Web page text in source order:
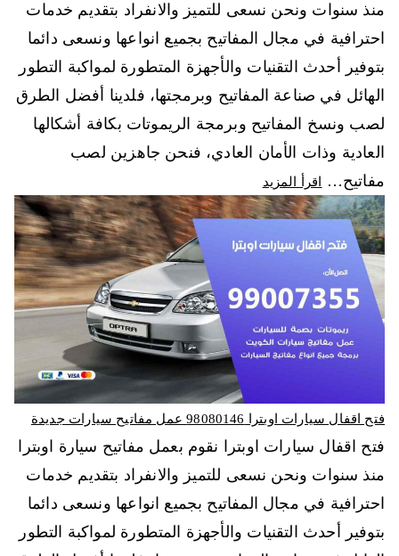
منذ سنوات ونحن نسعى للتميز والانفراد بتقديم خدمات
احترافية في مجال المفاتيح بجميع انواعها ونسعى دائما
بتوفير أحدث التقنيات والأجهزة المتطورة لمواكبة التطور
الهائل في صناعة المفاتيح وبرمجتها، فلدينا أفضل الطرق
لصب ونسخ المفاتيح وبرمجة الريموتات بكافة أشكالها
العادية وذات الأمان العادي، فنحن جاهزين لصب
مفاتيح…
اقرأ المزيد
فتح اقفال سيارات اوبترا 98080146‬ عمل مفاتيح سيارات جديدة
فتح اقفال سيارات اوبترا نقوم بعمل مفاتيح سيارة اوبترا
منذ سنوات ونحن نسعى للتميز والانفراد بتقديم خدمات
احترافية في مجال المفاتيح بجميع انواعها ونسعى دائما
بتوفير أحدث التقنيات والأجهزة المتطورة لمواكبة التطور